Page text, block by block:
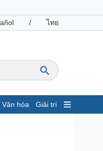
/ ไทย
Văn hóa Giải trí